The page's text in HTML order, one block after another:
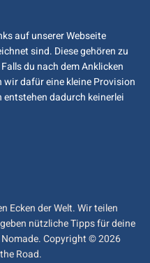
auf unserer Webseite
sind. Diese gehören zu
du nach dem Anklicken
dafür eine kleine Provision
entstehen dadurch keinerlei
Ecken der Welt. Wir teilen
nützliche Tipps für deine
Copyright © 2026
Road.